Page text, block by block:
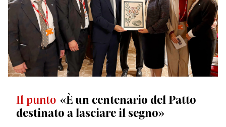
Il punto «È un centenario del Patto
destinato a lasciare il segno»